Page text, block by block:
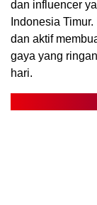
dan influencer
Indonesia
dan aktif
gaya yang
hari.